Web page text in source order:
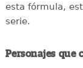
esta fórmula,
serie.
Personajes que